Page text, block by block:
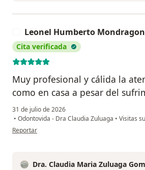
Leonel Humberto Mondragon
Cita verificada
Muy profesional y cálida la
como en casa a pesar del
31 de julio de 2026
• Odontovida - Dra Claudia Zuluaga • Visitas
en opinión del usuario Leonel Humberto
Reportar
Dra. Claudia Maria Zuluaga